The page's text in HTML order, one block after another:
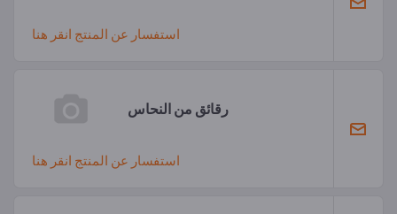
استفسار عن المنتج انقر هنا
رقائق من النحاس
استفسار عن المنتج انقر هنا